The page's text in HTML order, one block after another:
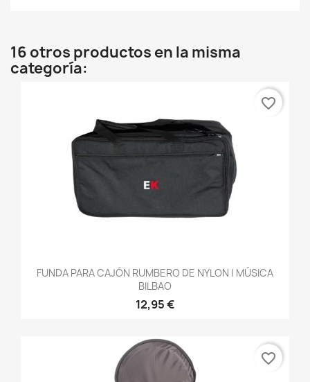
16 otros productos en la misma
categoría:
FUNDA PARA CAJÓN RUMBERO DE NYLON | MÚSICA
BILBAO
12,95 €
favorite_border
favorite_border